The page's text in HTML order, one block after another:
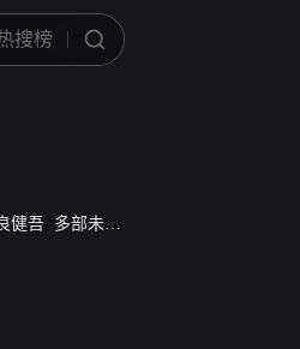
健吾 多部未华子